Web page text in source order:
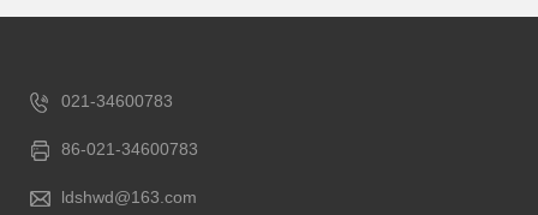
021-34600783
86-021-34600783
ldshwd@163.com